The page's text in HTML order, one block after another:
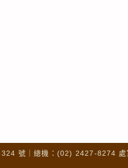
號｜總機：(02) 2427-8274